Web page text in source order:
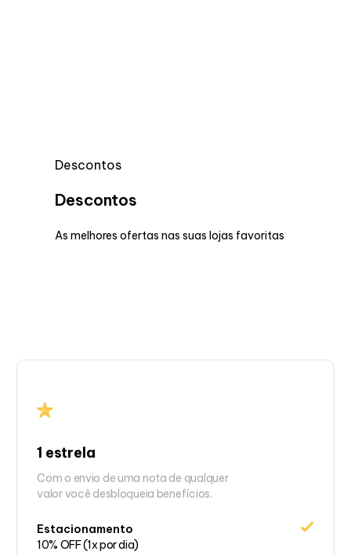
Descontos
Descontos
As melhores ofertas nas suas lojas favoritas
1 estrela
Com o envio de uma nota de qualquer
valor você desbloqueia benefícios.
Estacionamento
10% OFF (1x por dia)